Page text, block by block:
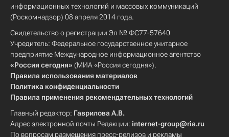
информационных технологий и массовых коммуникаций
(Роскомнадзор) 08 апреля 2014 года.
Свидетельство о регистрации Эл № ФС77-57640
Учредитель: Федеральное государственное унитарное
предприятие Международное информационное агентство
«Россия сегодня» (МИА «Россия сегодня»).
Правила использования материалов
Политика конфиденциальности
Правила применения рекомендательных технологий
Главный редактор: Гаврилова А.В.
Адрес электронной почты Редакции: internet-group@ria.ru
По вопросам размещения пресс-релизов и рекламы